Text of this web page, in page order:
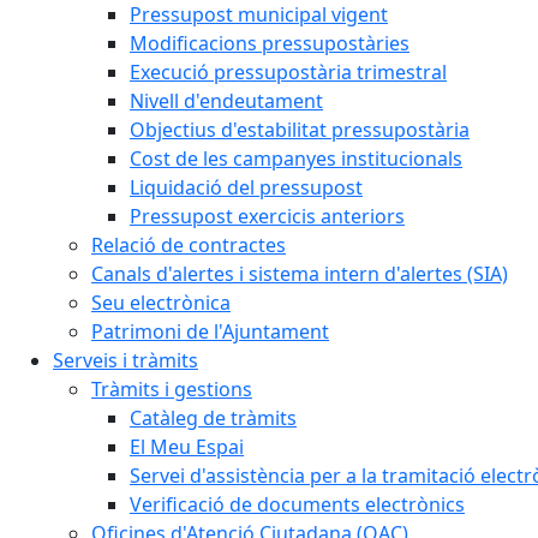
Pressupost municipal vigent
Modificacions pressupostàries
Execució pressupostària trimestral
Nivell d'endeutament
Objectius d'estabilitat pressupostària
Cost de les campanyes institucionals
Liquidació del pressupost
Pressupost exercicis anteriors
Relació de contractes
Canals d'alertes i sistema intern d'alertes (SIA)
Seu electrònica
Patrimoni de l'Ajuntament
Serveis i tràmits
Tràmits i gestions
Catàleg de tràmits
El Meu Espai
Servei d'assistència per a la tramitació
Verificació de documents electrònics